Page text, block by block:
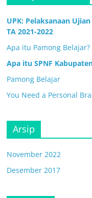
UPK: Pelaksanaan
TA 2021-2022
Apa itu Pamong Belajar?
Apa itu SPNF
Pamong Belajar
You Need a Personal
Arsip
November 2022
Desember 2017